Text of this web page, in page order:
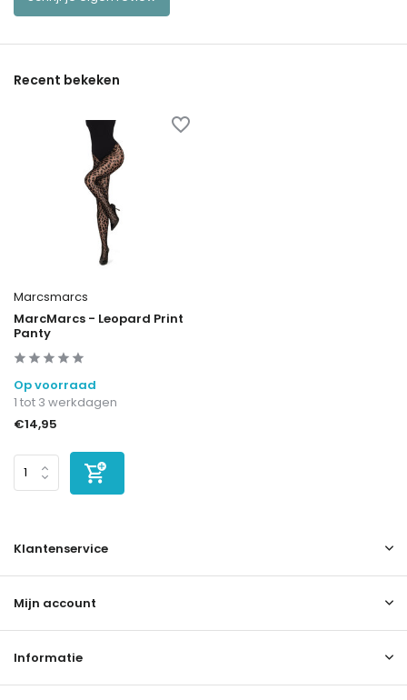
Recent bekeken
Marcsmarcs
MarcMarcs - Leopard Print
Panty
Op voorraad
1 tot 3 werkdagen
€14,95
Klantenservice
Mijn account
Informatie